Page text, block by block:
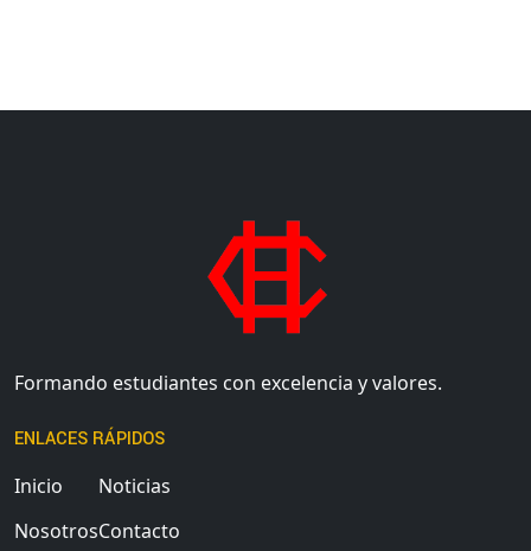
Formando estudiantes con excelencia y valores.
ENLACES RÁPIDOS
Inicio
Nosotros
Noticias
Contacto